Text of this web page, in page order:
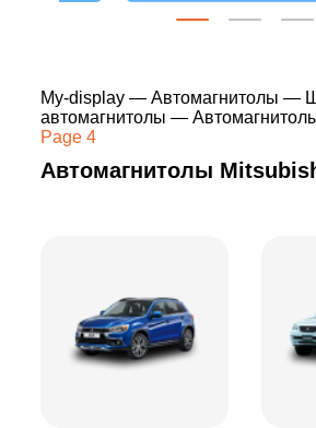
My-display — Автомагнитолы —
автомагнитолы —
Page 4
Автомагнитолы